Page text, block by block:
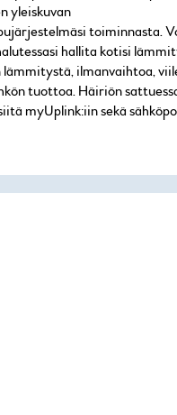
yleiskuvan
toiminnasta.
hallita kotisi
ilmanvaihtoa,
tuottoa. Häiriön
myUplink:iin sekä